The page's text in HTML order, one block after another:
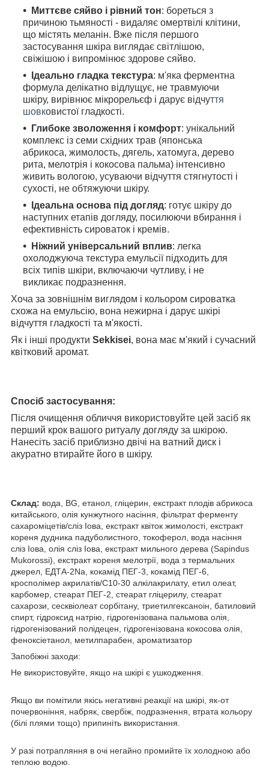
Миттєве сяйво і рівний тон: бореться з
причиною тьмяності - видаляє омертвілі клітини,
що містять меланін. Вже після першого
застосування шкіра виглядає світлішою,
свіжішою і випромінює здорове сяйво.
Ідеально гладка текстура: м'яка ферментна
формула делікатно відлущує, не травмуючи
шкіру, вирівнює мікрорельєф і дарує відчуття
шовковистої гладкості.
Глибоке зволоження і комфорт: унікальний
комплекс із семи східних трав (японська
абрикоса, жимолость, дягель, хатомуга, дерево
рита, мелотрія і кокосова пальма) інтенсивно
живить вологою, усуваючи відчуття стягнутості і
сухості, не обтяжуючи шкіру.
Ідеальна основа під догляд: готує шкіру до
наступних етапів догляду, посилюючи вбирання і
ефективність сироваток і кремів.
Ніжний універсальний вплив: легка
охолоджуюча текстура емульсії підходить для
всіх типів шкіри, включаючи чутливу, і не
викликає подразнення.
Хоча за зовнішнім виглядом і кольором сироватка
схожа на емульсію, вона нежирна і дарує шкірі
відчуття гладкості та м'якості.
Як і інші продукти Sekkisei, вона має м'який і сучасний
квітковий аромат.
Спосіб застосування:
Після очищення обличчя використовуйте цей засіб як
перший крок вашого ритуалу догляду за шкірою.
Нанесіть засіб приблизно двічі на ватний диск і
акуратно втирайте його в шкіру.
Склад: вода, BG, етанол, гліцерин, екстракт плодів абрикоса
китайського, олія кунжутного насіння, фільтрат ферменту
сахароміцетів/сліз Іова, екстракт квіток жимолості, екстракт
кореня дудника падуболистного, токоферол, вода насіння
сліз Іова, олія сліз Іова, екстракт мильного дерева (Sapindus
Mukorossi), екстракт кореня мелотрії, вода з термальних
джерел, ЕДТА-2Na, кокамід ПЕГ-3, кокамід ПЕГ-6,
кросполімер акрилатів/С10-30 алкілакрилату, етил олеат,
карбомер, стеарат ПЕГ-2, стеарат гліцерилу, стеарат
сахарози, сесквіолеат сорбітану, триетилгексаноін, батиловий
спирт, гідроксид натрію, гідрогенізована пальмова олія,
гідрогенізований полідецен, гідрогенізована кокосова олія,
феноксіетанол, метилпарабен, ароматизатор
Запобіжні заходи:
Не використовуйте, якщо на шкірі є ушкодження.
Якщо ви помітили якісь негативні реакції на шкірі, як-от
почервоніння, набряк, свербіж, подразнення, втрата кольору
(білі плями тощо) припиніть використання.
У разі потрапляння в очі негайно промийте їх холодною або
теплою водою.